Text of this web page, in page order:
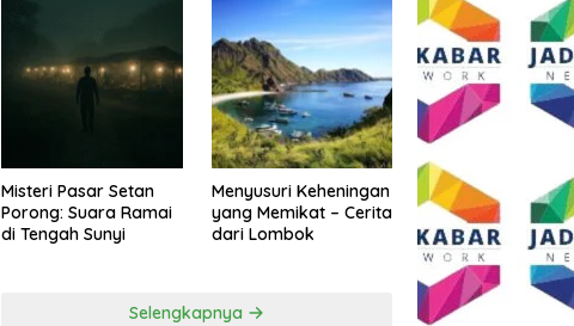
Misteri Pasar Setan
Porong: Suara Ramai
di Tengah Sunyi
Menyusuri Keheningan
yang Memikat – Cerita
dari Lombok
Selengkapnya